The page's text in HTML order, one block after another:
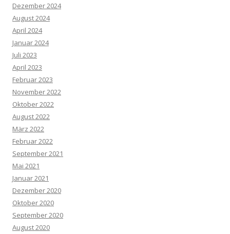
Dezember 2024
August 2024
April 2024
Januar 2024
Juli 2023
April 2023
Februar 2023
November 2022
Oktober 2022
August 2022
März 2022
Februar 2022
September 2021
Mai 2021
Januar 2021
Dezember 2020
Oktober 2020
September 2020
August 2020